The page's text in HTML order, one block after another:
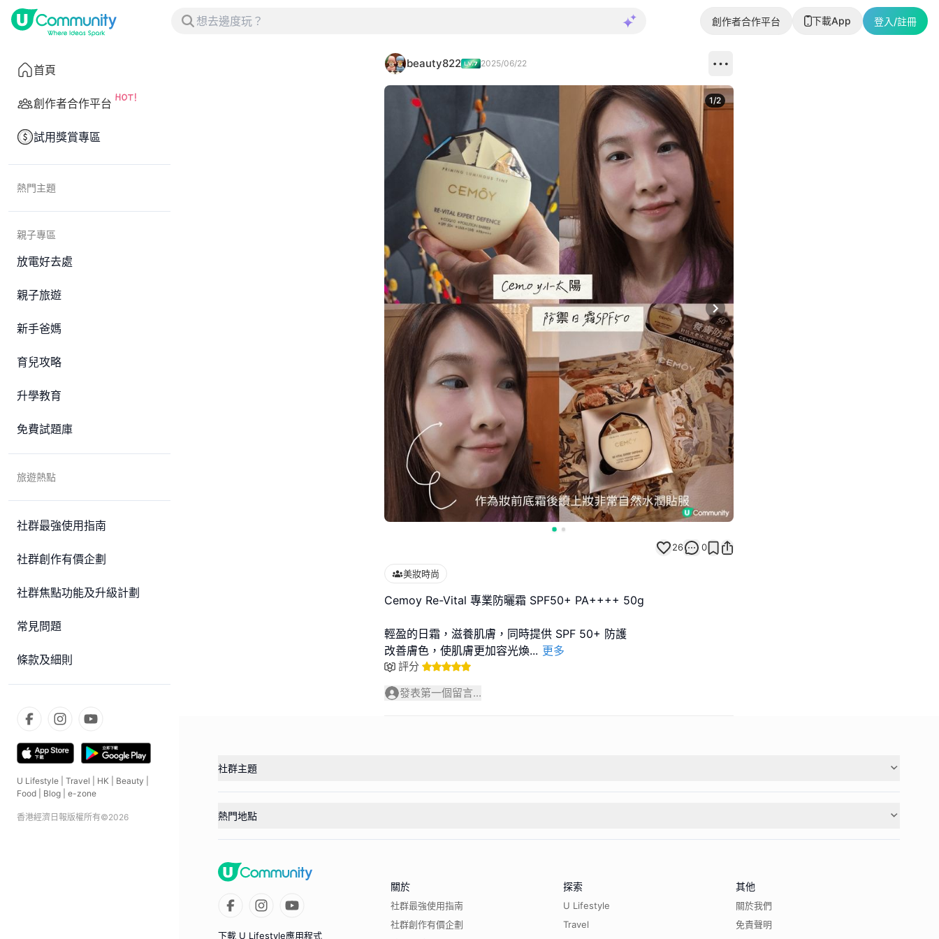
創作者合作平台 下載App 登入/註冊
首頁
創作者合作平台
試用獎賞專區
熱門主題
親子專區
放電好去處
親子旅遊
新手爸媽
育兒攻略
升學教育
免費試題庫
旅遊熱點
社群最強使用指南
社群創作有價企劃
社群焦點功能及升級計劃
常見問題
條款及細則
U Lifestyle Travel HK Beauty
Food
Blog e-zone
香港經濟日報版權所有©2026
beauty822 2025/06/22
Next slide
1/2
26 0
美妝時尚
Cemoy Re-Vital 專業防曬霜 SPF50+ PA++++ 50g
輕盈的日霜，滋養肌膚，同時提供 SPF 50+ 防護
改善膚色，使肌膚更加容光煥... 更多
評分
發表第一個留言...
社群主題
熱門地點
下載 U Lifestyle應用程式
關於
社群最強使用指南
社群創作有價企劃
探索
U Lifestyle
Travel
其他
關於我們
免責聲明